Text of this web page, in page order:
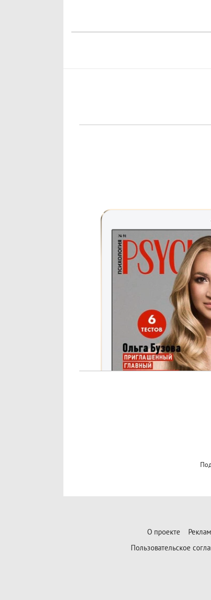
О проекте
Пользовательское